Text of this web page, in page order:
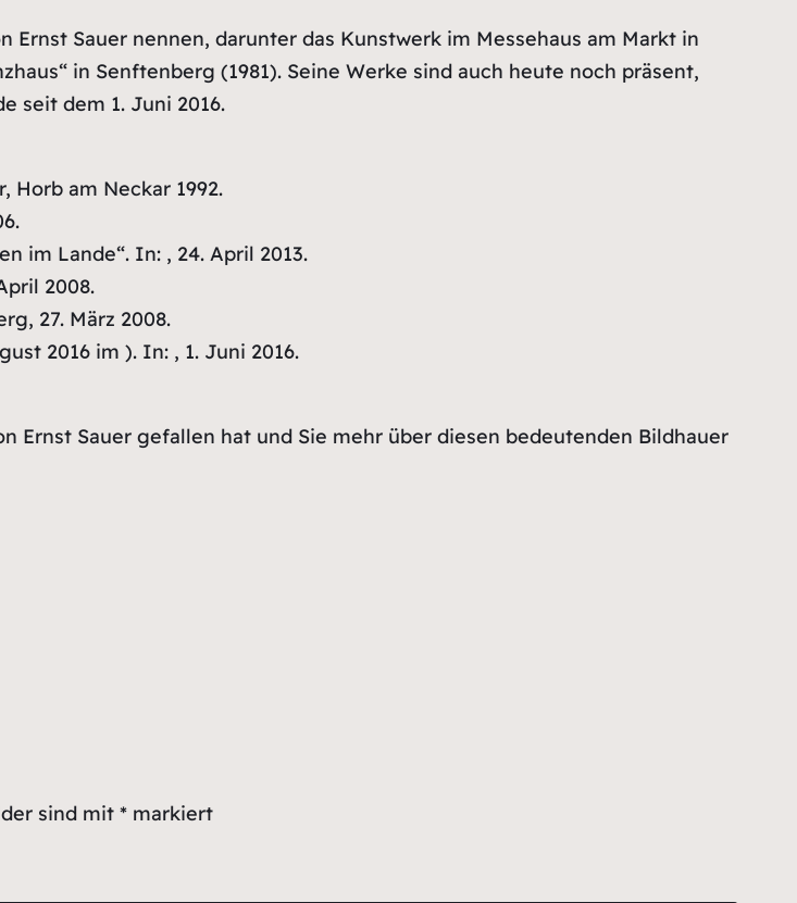
Sauer nennen, darunter das Kunstwerk im Messehaus am Markt in
in Senftenberg (1981). Seine Werke sind auch heute noch präsent,
seit dem 1. Juni 2016.
Horb am Neckar 1992.
im Lande“. In: , 24. April 2013.
2008.
27. März 2008.
2016 im ). In: , 1. Juni 2016.
Ernst Sauer gefallen hat und Sie mehr über diesen bedeutenden Bildhauer
sind mit *markiert